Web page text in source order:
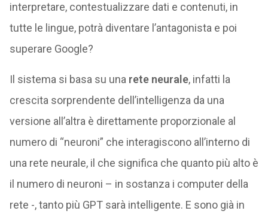
interpretare, contestualizzare dati e contenuti, in
tutte le lingue, potrà diventare l’antagonista e poi
superare Google?
Il sistema si basa su una rete neurale, infatti la
crescita sorprendente dell’intelligenza da una
versione all’altra è direttamente proporzionale al
numero di “neuroni” che interagiscono all’interno di
una rete neurale, il che significa che quanto più alto è
il numero di neuroni – in sostanza i computer della
rete -, tanto più GPT sarà intelligente. E sono già in